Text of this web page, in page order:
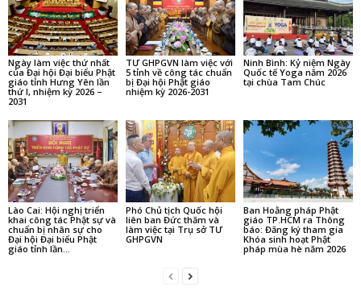
Ngày làm việc thứ nhất
của Đại hội Đại biểu Phật
giáo tỉnh Hưng Yên lần
thứ I, nhiệm kỳ 2026 –
2031
TƯ GHPGVN làm việc với
5 tỉnh về công tác chuẩn
bị Đại hội Phật giáo
nhiệm kỳ 2026-2031
Ninh Bình: Kỷ niệm Ngày
Quốc tế Yoga năm 2026
tại chùa Tam Chúc
Lào Cai: Hội nghị triển
khai công tác Phật sự và
chuẩn bị nhân sự cho
Đại hội Đại biểu Phật
giáo tỉnh lần...
Phó Chủ tịch Quốc hội
liên ban Đức thăm và
làm việc tại Trụ sở TƯ
GHPGVN
Ban Hoằng pháp Phật
giáo TP.HCM ra Thông
báo: Đăng ký tham gia
Khóa sinh hoạt Phật
pháp mùa hè năm 2026